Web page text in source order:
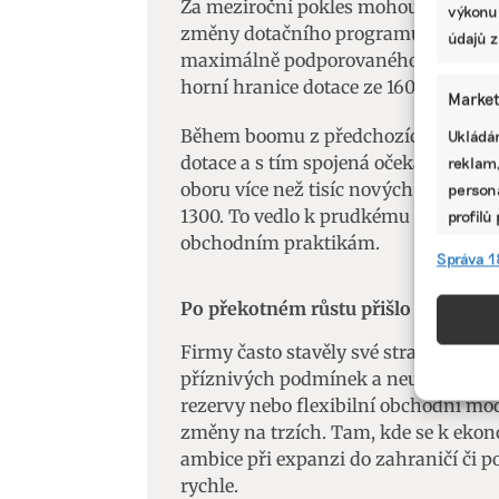
údajů
profilů
Správa
Za meziroční pokles mohou
změny dotačního programu Nová
maximálně podporovaného výkonu
horní hranice dotace ze 160 tisíc
Během boomu z předchozích let,
dotace a s tím spojená očekávání
oboru více než tisíc nových
1300. To vedlo k prudkému nárůstu
obchodním praktikám.
Po překotném růstu přišlo
Firmy často stavěly své strategie
příznivých podmínek a neustálého
rezervy nebo flexibilní obchodní
změny na trzích. Tam, kde se k
ambice při expanzi do zahraničí či
rychle.